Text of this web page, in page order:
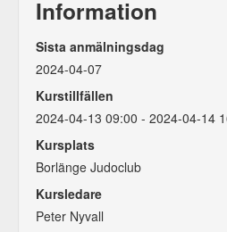
Information
Sista anmälningsdag
2024-04-07
Kurstillfällen
2024-04-13 09:00 - 2024-04-14
Kursplats
Borlänge Judoclub
Kursledare
Peter Nyvall